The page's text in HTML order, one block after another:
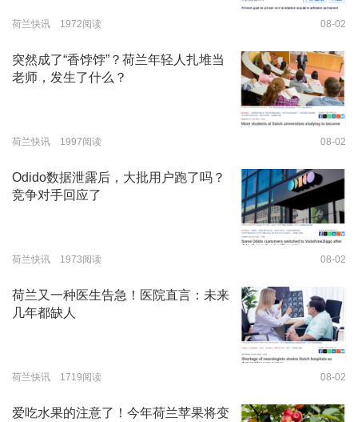
荷兰快讯 1972阅读 08-02
突然成了“香饽饽”？荷兰年轻人扎堆当
老师，发生了什么？
荷兰快讯 1997阅读 08-02
Odido数据泄露后，大批用户跑了吗？
竞争对手回应了
荷兰快讯 1973阅读 08-02
荷兰又一种医生告急！医院直言：未来
几年都缺人
荷兰快讯 1719阅读 08-02
爱吃水果的注意了！今年荷兰苹果将变